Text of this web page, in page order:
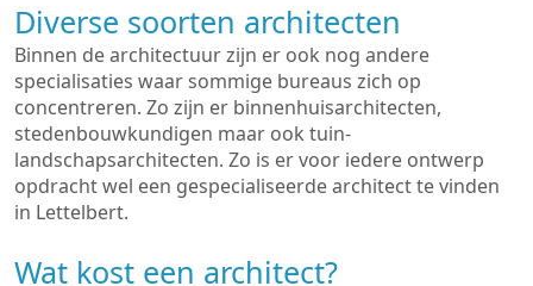
Diverse soorten architecten
Binnen de architectuur zijn er ook nog andere
specialisaties waar sommige bureaus zich op
concentreren. Zo zijn er binnenhuisarchitecten,
stedenbouwkundigen maar ook tuin-
landschapsarchitecten. Zo is er voor iedere ontwerp
opdracht wel een gespecialiseerde architect te vinden
in Lettelbert.
Wat kost een architect?